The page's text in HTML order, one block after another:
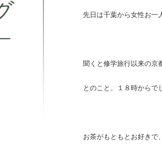
先日は千葉から女性お一
聞くと修学旅行以来の京
とのこと。１８時からで
お茶がもともとお好きで